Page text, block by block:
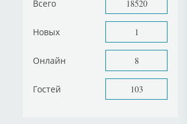
Всего 18520
Новых 1
Онлайн 8
Гостей 103